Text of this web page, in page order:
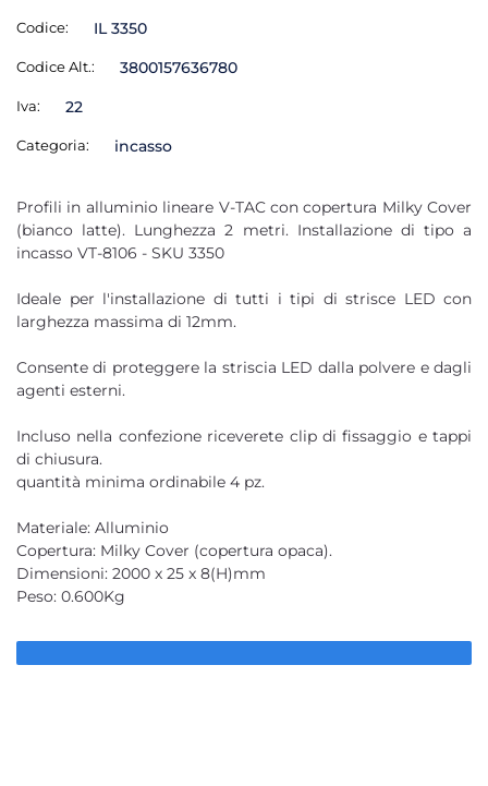
Codice: IL 3350
Codice Alt.: 3800157636780
Iva: 22
Categoria: incasso
Profili in alluminio lineare V-TAC con copertura Milky Cover
(bianco latte). Lunghezza 2 metri. Installazione di tipo a
incasso VT-8106 - SKU 3350
Ideale per l'installazione di tutti i tipi di strisce LED con
larghezza massima di 12mm.
Consente di proteggere la striscia LED dalla polvere e dagli
agenti esterni.
Incluso nella confezione riceverete clip di fissaggio e tappi
di chiusura.
quantità minima ordinabile 4 pz.
Materiale: Alluminio
Copertura: Milky Cover (copertura opaca).
Dimensioni: 2000 x 25 x 8(H)mm
Peso: 0.600Kg